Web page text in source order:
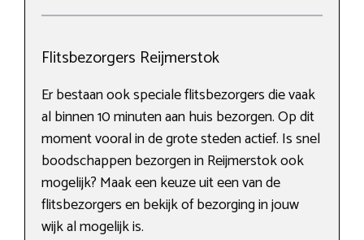
Flitsbezorgers Reijmerstok
Er bestaan ook speciale flitsbezorgers die vaak
al binnen 10 minuten aan huis bezorgen. Op dit
moment vooral in de grote steden actief. Is snel
boodschappen bezorgen in Reijmerstok ook
mogelijk? Maak een keuze uit een van de
flitsbezorgers en bekijk of bezorging in jouw
wijk al mogelijk is.